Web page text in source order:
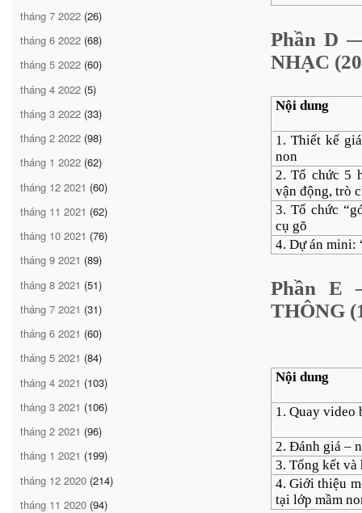
tháng 7 2022 (26)
tháng 6 2022 (68)
tháng 5 2022 (60)
tháng 4 2022 (5)
tháng 3 2022 (33)
tháng 2 2022 (98)
tháng 1 2022 (62)
tháng 12 2021 (60)
tháng 11 2021 (62)
tháng 10 2021 (76)
tháng 9 2021 (89)
tháng 8 2021 (51)
tháng 7 2021 (31)
tháng 6 2021 (60)
tháng 5 2021 (84)
tháng 4 2021 (103)
tháng 3 2021 (106)
tháng 2 2021 (96)
tháng 1 2021 (199)
tháng 12 2020 (214)
tháng 11 2020 (94)
Phần D
NHẠC
Nội dung
1. Thiết kế
non
2. Tổ chức 5
vận động, trò
3. Tổ chức
cụ gõ
4. Dự án mini:
Phần E
THÔNG
Nội dung
1. Quay video
2. Đánh giá –
3. Tổng kết và
4. Giới thiệu
tại lớp mầm